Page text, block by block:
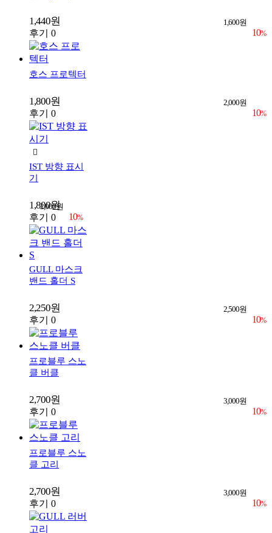
1,440원 1,600원
10%
후기 0
호스 프로텍터
1,800원 2,000원
10%
후기 0
IST 방향 표시
기
1,800원
2,000원
10%
후기 0
GULL 마스크
밴드 홀더 S
2,250원 2,500원
10%
후기 0
프로블루 스노
클 버클
2,700원 3,000원
10%
후기 0
프로블루 스노
클 고리
2,700원 3,000원
10%
후기 0